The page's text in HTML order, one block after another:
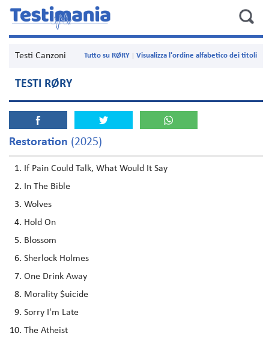
Testi Canzoni Visualizza l'ordine alfabetico dei titoli
Tutto su RØRY
TESTI RØRY
Restoration (2025)
If Pain Could Talk, What Would It Say
In The Bible
Wolves
Hold On
Blossom
Sherlock Holmes
One Drink Away
Morality $uicide
Sorry I'm Late
The Atheist